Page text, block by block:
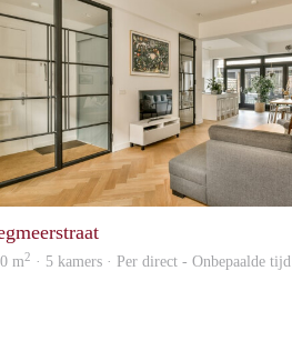
van een huur appartement?
in Amsterdam?
m2 · 5 kamers · Per direct - Onbepaalde tijd